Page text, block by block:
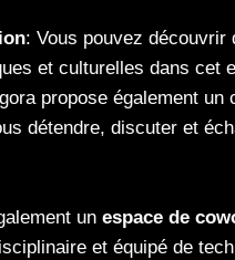
: Vous pouvez découvrir
et culturelles dans cet
propose également un
détendre, discuter et
un espace de
et équipé de